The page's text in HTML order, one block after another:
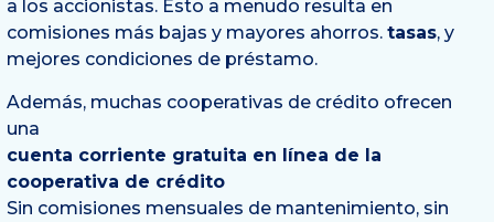
a los accionistas. Esto a menudo resulta en
comisiones más bajas y mayores ahorros. tasas, y
mejores condiciones de préstamo.
Además, muchas cooperativas de crédito ofrecen
una
cuenta corriente gratuita en línea de la
cooperativa de crédito
Sin comisiones mensuales de mantenimiento, sin